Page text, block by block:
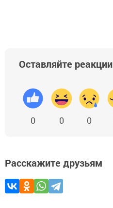
Оставляйте реакции
0 0 0
Расскажите друзьям